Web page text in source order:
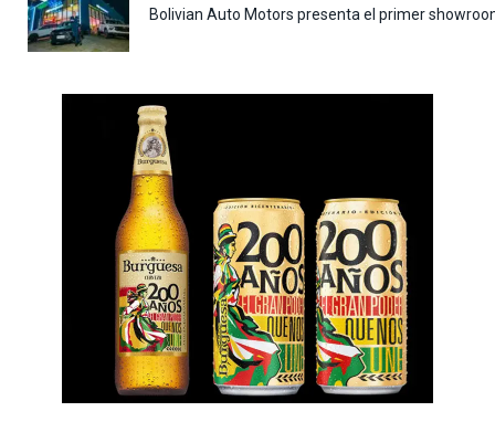
Bolivian Auto Motors presenta el primer